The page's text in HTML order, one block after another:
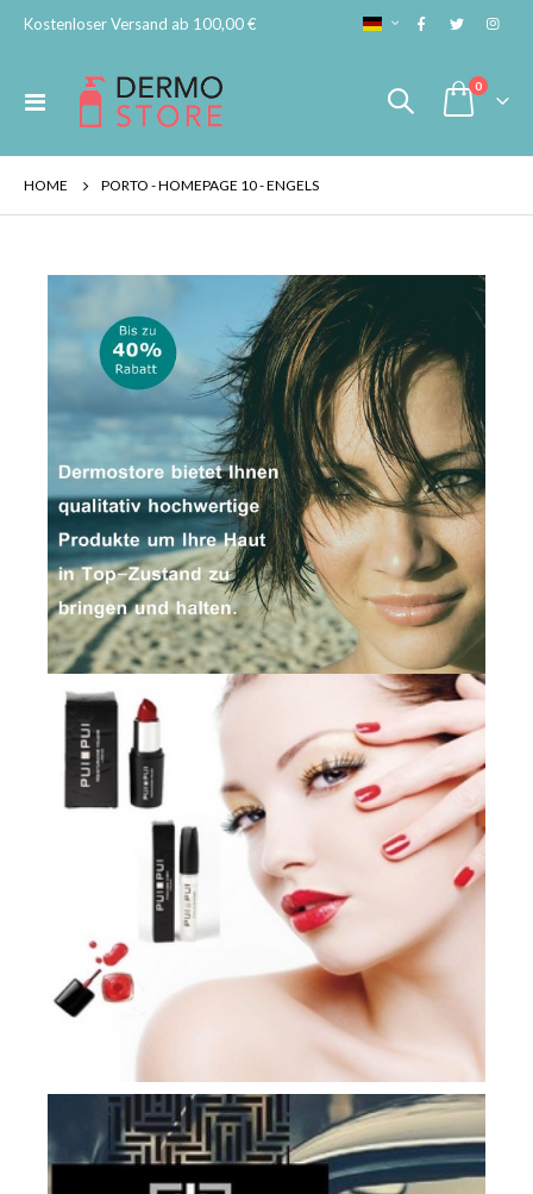
Kostenloser Versand ab 100,00 € SPRACHE
Navigation
umschalten
Cart
0Artikel
HOME PORTO - HOMEPAGE 10 - ENGELS